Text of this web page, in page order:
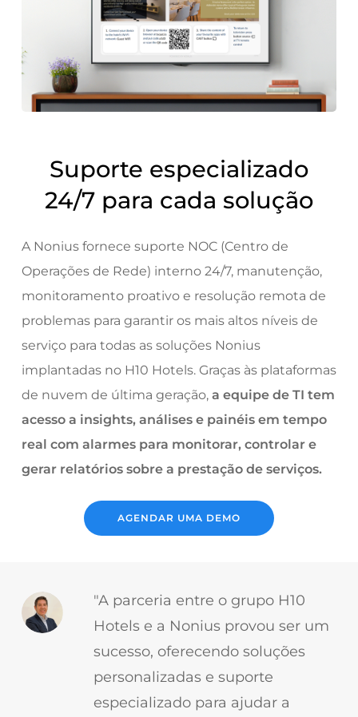
Suporte especializado
24/7 para cada solução
A Nonius fornece suporte NOC (Centro de
Operações de Rede) interno 24/7, manutenção,
monitoramento proativo e resolução remota de
problemas para garantir os mais altos níveis de
serviço para todas as soluções Nonius
implantadas no H10 Hotels. Graças às plataformas
de nuvem de última geração, a equipe de TI tem
acesso a insights, análises e painéis em tempo
real com alarmes para monitorar, controlar e
gerar relatórios sobre a prestação de serviços.
AGENDAR UMA DEMO
"A parceria entre o grupo H10
Hotels e a Nonius provou ser um
sucesso, oferecendo soluções
personalizadas e suporte
especializado para ajudar a